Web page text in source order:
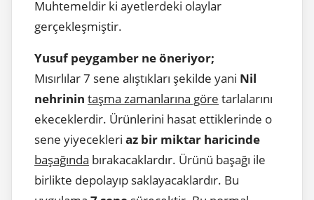
Muhtemeldir ki ayetlerdeki olaylar
gerçekleşmiştir.
Yusuf peygamber ne öneriyor;
Mısırlılar 7 sene alıştıkları şekilde yani Nil
nehrinin taşma zamanlarına göre tarlalarını
ekeceklerdir. Ürünlerini hasat ettiklerinde o
sene yiyecekleri az bir miktar haricinde
başağında bırakacaklardır. Ürünü başağı ile
birlikte depolayıp saklayacaklardır. Bu